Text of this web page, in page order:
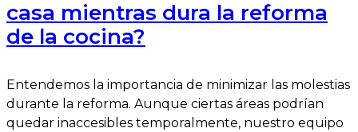
casa mientras dura la reforma
de la cocina?
Entendemos la importancia de minimizar las molestias
durante la reforma. Aunque ciertas áreas podrían
quedar inaccesibles temporalmente, nuestro equipo